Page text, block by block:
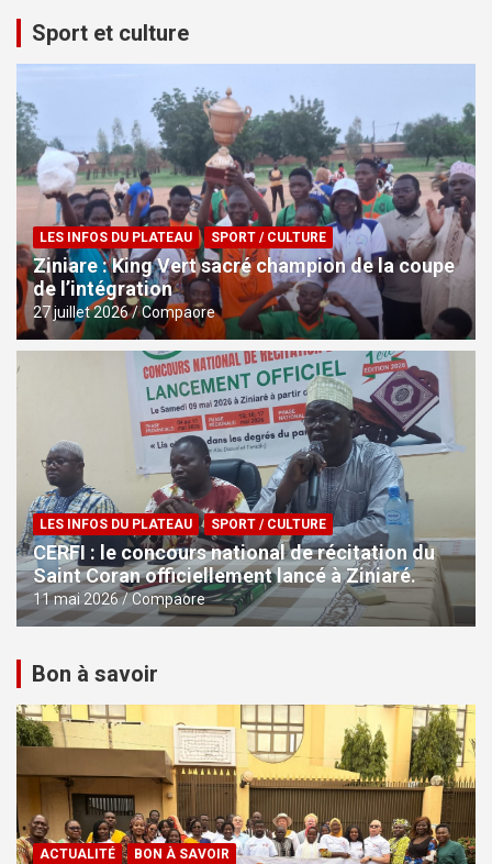
Sport et culture
LES INFOS DU PLATEAU SPORT / CULTURE
Ziniare : King Vert sacré champion de la coupe
de l’intégration
27 juillet 2026 Compaore
LES INFOS DU PLATEAU SPORT / CULTURE
CERFI : le concours national de récitation du
Saint Coran officiellement lancé à Ziniaré.
11 mai 2026 Compaore
Bon à savoir
ACTUALITÉ BON À SAVOIR